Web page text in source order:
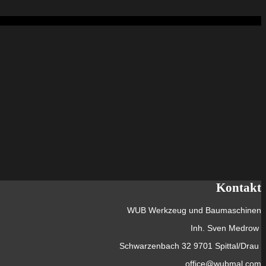
Kontakt
WUB Werkzeug und Baumaschinen
Inh. Sven Medrow
Schwarzenbach 32 9701 Spittal/Drau
office@wubmal.com